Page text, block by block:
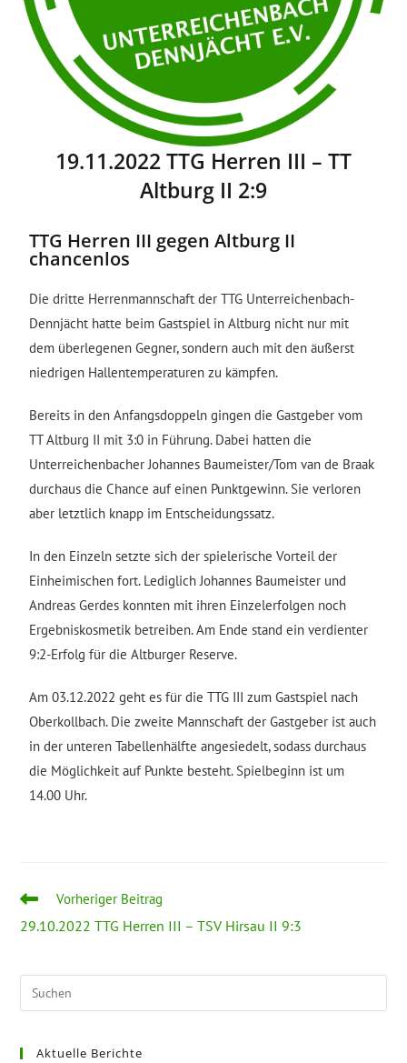
19.11.2022 TTG Herren III – TT
Altburg II 2:9
TTG Herren III gegen Altburg II
chancenlos
Die dritte Herrenmannschaft der TTG Unterreichenbach-
Dennjächt hatte beim Gastspiel in Altburg nicht nur mit
dem überlegenen Gegner, sondern auch mit den äußerst
niedrigen Hallentemperaturen zu kämpfen.
Bereits in den Anfangsdoppeln gingen die Gastgeber vom
TT Altburg II mit 3:0 in Führung. Dabei hatten die
Unterreichenbacher Johannes Baumeister/Tom van de Braak
durchaus die Chance auf einen Punktgewinn. Sie verloren
aber letztlich knapp im Entscheidungssatz.
In den Einzeln setzte sich der spielerische Vorteil der
Einheimischen fort. Lediglich Johannes Baumeister und
Andreas Gerdes konnten mit ihren Einzelerfolgen noch
Ergebniskosmetik betreiben. Am Ende stand ein verdienter
9:2-Erfolg für die Altburger Reserve.
Am 03.12.2022 geht es für die TTG III zum Gastspiel nach
Oberkollbach. Die zweite Mannschaft der Gastgeber ist auch
in der unteren Tabellenhälfte angesiedelt, sodass durchaus
die Möglichkeit auf Punkte besteht. Spielbeginn ist um
14.00 Uhr.
Vorheriger Beitrag
29.10.2022 TTG Herren III – TSV Hirsau II 9:3
Aktuelle Berichte